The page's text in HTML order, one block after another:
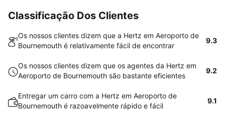
Classificação Dos Clientes
Os nossos clientes dizem que a Hertz em Aeroporto de
Bournemouth é relativamente fácil de encontrar
9.3
Os nossos clientes dizem que os agentes da Hertz em
Aeroporto de Bournemouth são bastante eficientes
9.2
Entregar um carro com a Hertz em Aeroporto de
Bournemouth é razoavelmente rápido e fácil
9.1